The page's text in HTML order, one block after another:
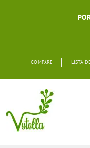
COMPARE LISTA